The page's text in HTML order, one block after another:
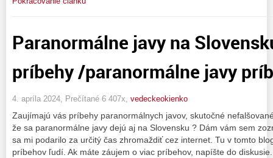
Paranormálne javy na
príbehy /paranormálne javy
4. apríla 2024, Prečítané 6 407x, vedeckeokienko
Zaujímajú vás príbehy paranormálnych javov, skutočné
že sa paranormálne javy dejú aj na Slovensku ? Dám vám sem
sa mi podarilo za určitý čas zhromaždiť cez internet. Tu v tomto
príbehov ľudí. Ak máte záujem o viac príbehov, napíšte do